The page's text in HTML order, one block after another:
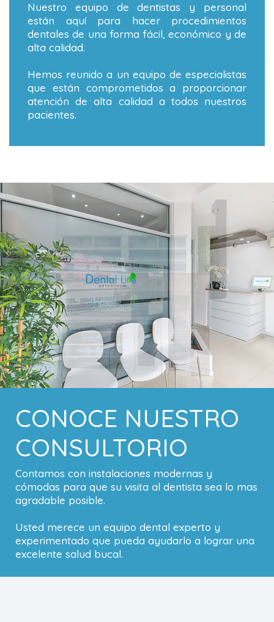
Nuestro equipo de dentistas y personal
están aquí para hacer procedimientos
dentales de una forma fácil, económico y de
alta calidad.
Hemos reunido a un equipo de especialistas
que están comprometidos a proporcionar
atención de alta calidad a todos nuestros
pacientes.
CONOCE NUESTRO
CONSULTORIO
Contamos con instalaciones modernas y
cómodas para que su visita al dentista sea lo mas
agradable posible.
Usted merece un equipo dental experto y
experimentado que pueda ayudarlo a lograr una
excelente salud bucal.